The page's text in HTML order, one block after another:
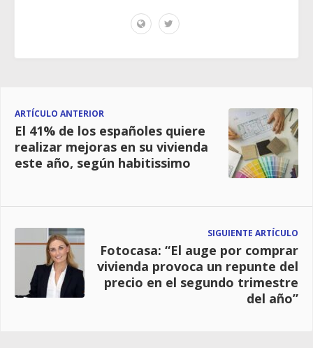
ARTÍCULO ANTERIOR
El 41% de los españoles quiere
realizar mejoras en su vivienda
este año, según habitissimo
SIGUIENTE ARTÍCULO
Fotocasa: “El auge por comprar
vivienda provoca un repunte del
precio en el segundo trimestre
del año”